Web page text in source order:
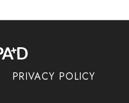
ど、行けない。今いる場所に、か
PRIVACY POLICY